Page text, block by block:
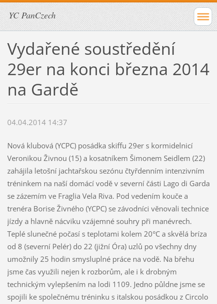
YC PanCzech
Vydařené soustředění
29er na konci března 2014
na Gardě
04.04.2014 14:37
Nová klubová (YCPC) posádka skiffu 29er s kormidelnicí
Veronikou Živnou (15) a kosatníkem Šimonem Seidlem (22)
zahájila letošní jachtařskou sezónu čtyřdenním intenzivním
tréninkem na naší domácí vodě v severní části Lago di Garda
se zázemím ve Fraglia Vela Riva. Pod vedením kouče a
trenéra Borise Živného (YCPC) se závodníci věnovali technice
jízdy a hlavně nácviku vzájemné souhry při manévrech.
Teplé slunečné počasí s teplotami kolem 20°C a skvělá bríza
od 8 (severní Pelér) do 22 (jižní Óra) uzlů po všechny dny
umožnily 25 hodin smysluplné práce na vodě. Na břehu
jsme čas využili nejen k rozborům, ale i k drobným
technickým vylepšením na lodi 1109. Jedno půldne jsme se
spojili ke společnému tréninku s italskou posádkou z Circolo